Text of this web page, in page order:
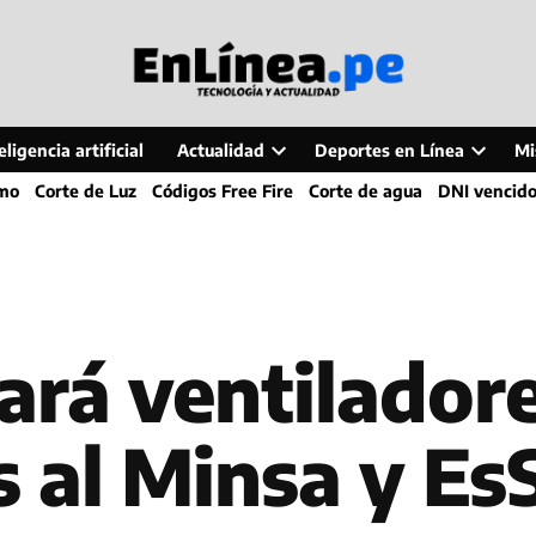
artificial Actualidad
Open
dropdown
Deportes en Línea
Open
dropdown
Corte de Luz Códigos Free Fire Corte de agua DNI vencido
al Minsa y